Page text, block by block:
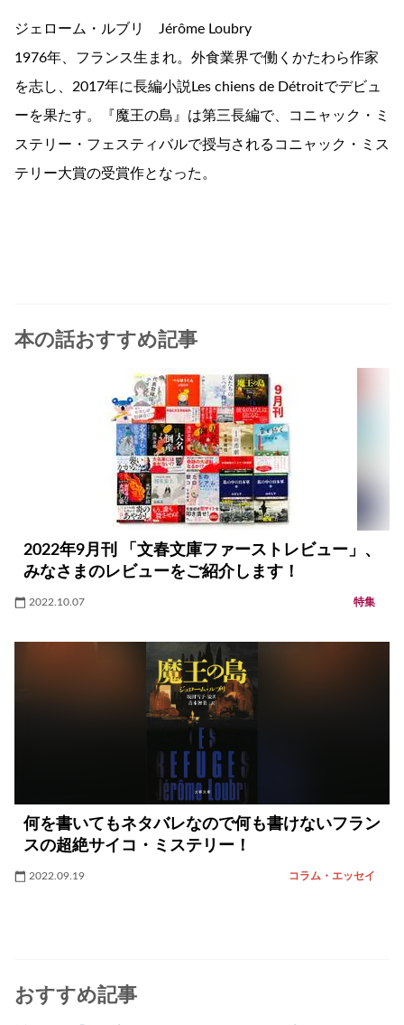
ジェローム・ルブリ Jérôme Loubry
1976年、フランス生まれ。外食業界で働くかたわら作家
を志し、2017年に長編小説Les chiens de Détroitでデビュ
ーを果たす。『魔王の島』は第三長編で、コニャック・ミ
ステリー・フェスティバルで授与されるコニャック・ミス
テリー大賞の受賞作となった。
本の話おすすめ記事
2022年9月刊 「文春文庫ファーストレビュー」、
みなさまのレビューをご紹介します！
2022.10.07 特集
何を書いてもネタバレなので何も書けないフラン
スの超絶サイコ・ミステリー！
2022.09.19 コラム・エッセイ
おすすめ記事